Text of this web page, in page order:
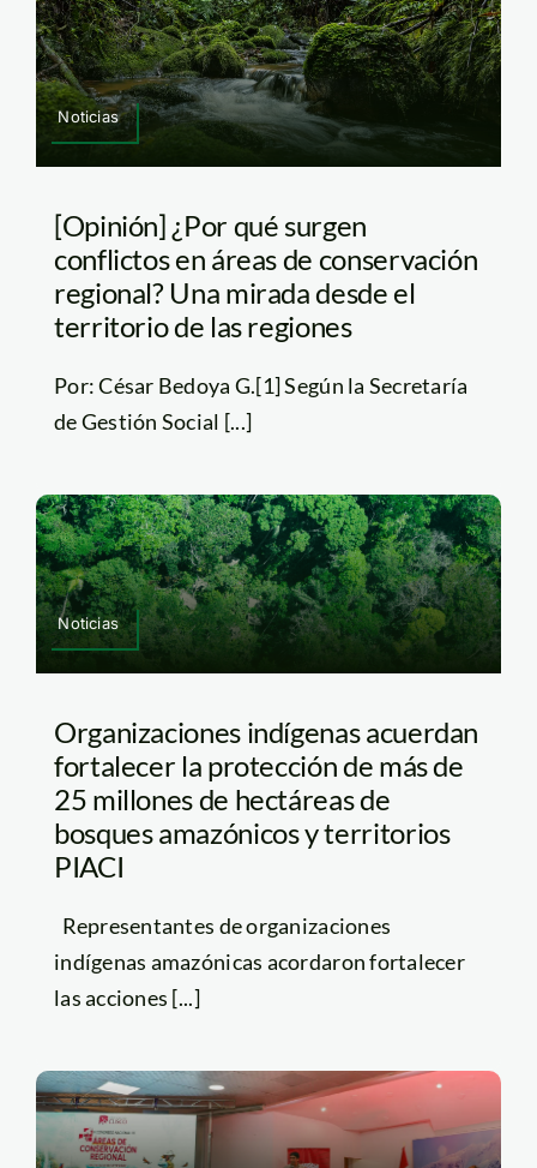
Noticias
[Opinión] ¿Por qué surgen
conflictos en áreas de conservación
regional? Una mirada desde el
territorio de las regiones
Por: César Bedoya G.[1] Según la Secretaría
de Gestión Social [...]
Noticias
Organizaciones indígenas acuerdan
fortalecer la protección de más de
25 millones de hectáreas de
bosques amazónicos y territorios
PIACI
Representantes de organizaciones
indígenas amazónicas acordaron fortalecer
las acciones [...]